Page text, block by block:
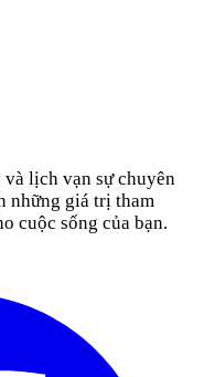
lịch vạn sự chuyên
những giá trị tham
cuộc sống của bạn.